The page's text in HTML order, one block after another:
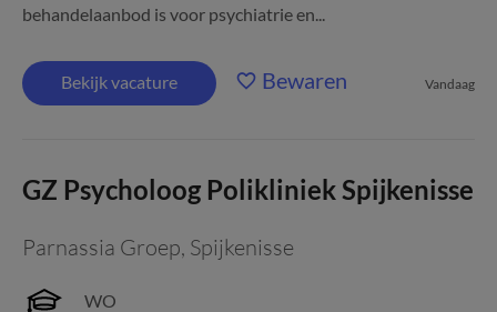
behandelaanbod is voor psychiatrie en...
Bekijk vacature Bewaren Vandaag
GZ Psycholoog Polikliniek Spijkenisse
Parnassia Groep, Spijkenisse
WO